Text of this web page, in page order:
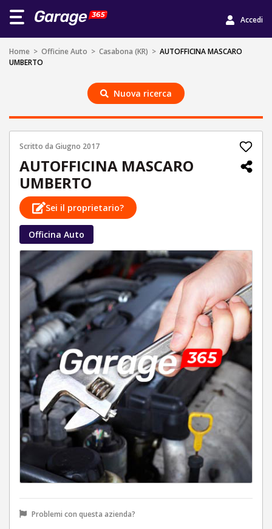
Accedi
Home > Officine Auto > Casabona (KR) > AUTOFFICINA MASCARO
UMBERTO
Nuova ricerca
Scritto da Giugno 2017
AUTOFFICINA MASCARO
UMBERTO
Sei il proprietario?
Officina Auto
Problemi con questa azienda?